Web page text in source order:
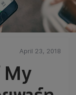
April 23, 2018
My